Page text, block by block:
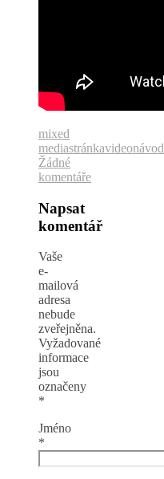
mixed
mediastránkavideonávod
Žádné
komentáře
Napsat
komentář
Vaše
e-
mailová
adresa
nebude
zveřejněna.
Vyžadované
informace
jsou
označeny
*
Jméno
*